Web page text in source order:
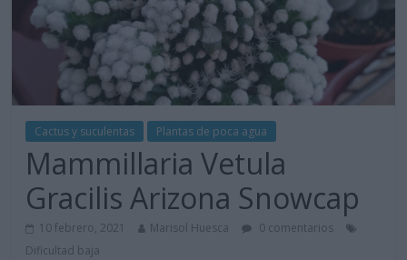
Cactus y suculentas Plantas de poca agua
Mammillaria Vetula
Gracilis Arizona Snowcap
10 febrero, 2021 Marisol Huesca
0 comentarios
Dificultad baja